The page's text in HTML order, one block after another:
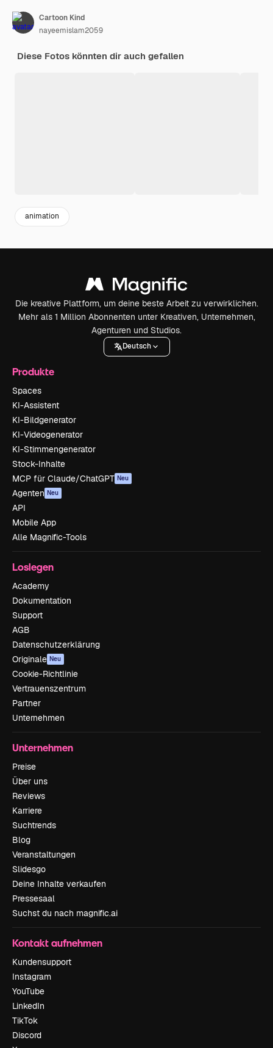
Cartoon Kind
nayeemislam2059
Diese Fotos könnten dir auch gefallen
animation
Die kreative Plattform, um deine beste Arbeit zu verwirklichen.
Mehr als 1 Million Abonnenten unter Kreativen, Unternehmen,
Agenturen und Studios.
Deutsch
Produkte
Spaces
KI-Assistent
KI-Bildgenerator
KI-Videogenerator
KI-Stimmengenerator
Stock-Inhalte
MCP für Claude/ChatGPT Neu
Agenten Neu
API
Mobile App
Alle Magnific-Tools
Loslegen
Academy
Dokumentation
Support
AGB
Datenschutzerklärung
Originale Neu
Cookie-Richtlinie
Vertrauenszentrum
Partner
Unternehmen
Unternehmen
Preise
Über uns
Reviews
Karriere
Suchtrends
Blog
Veranstaltungen
Slidesgo
Deine Inhalte verkaufen
Pressesaal
Suchst du nach magnific.ai
Kontakt aufnehmen
Kundensupport
Instagram
YouTube
LinkedIn
TikTok
Discord